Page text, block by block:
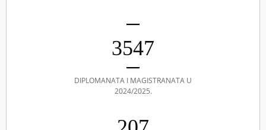
3547
DIPLOMANATA I MAGISTRANATA U
2024/2025.